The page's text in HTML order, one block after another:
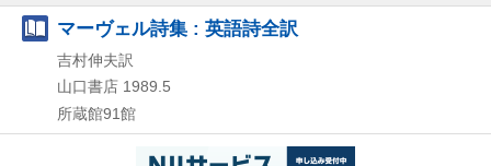
マーヴェル詩集 : 英語詩全訳
吉村伸夫訳
山口書店 1989.5
所蔵館91館